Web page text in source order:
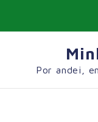
Por andei,